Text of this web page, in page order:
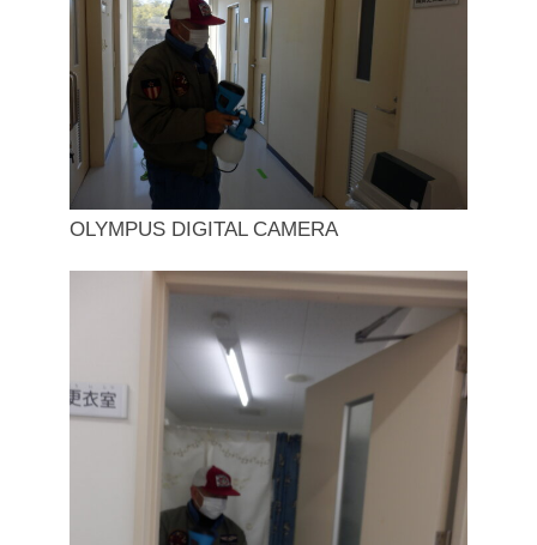
OLYMPUS DIGITAL CAMERA